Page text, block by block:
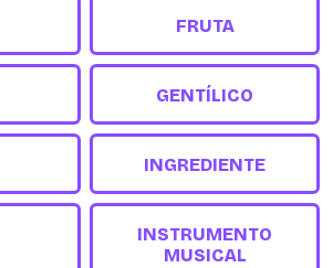
FRUTA
GENTÍLICO
INGREDIENTE
INSTRUMENTO
MUSICAL